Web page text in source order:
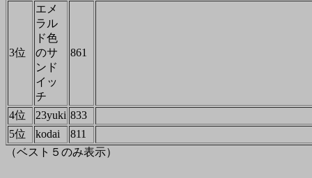
3位
エメ
ラル
ド色
のサ
ンド
イッ
チ
861
4位 23yuki 833
5位
kodai
811
（ベスト５のみ表示）